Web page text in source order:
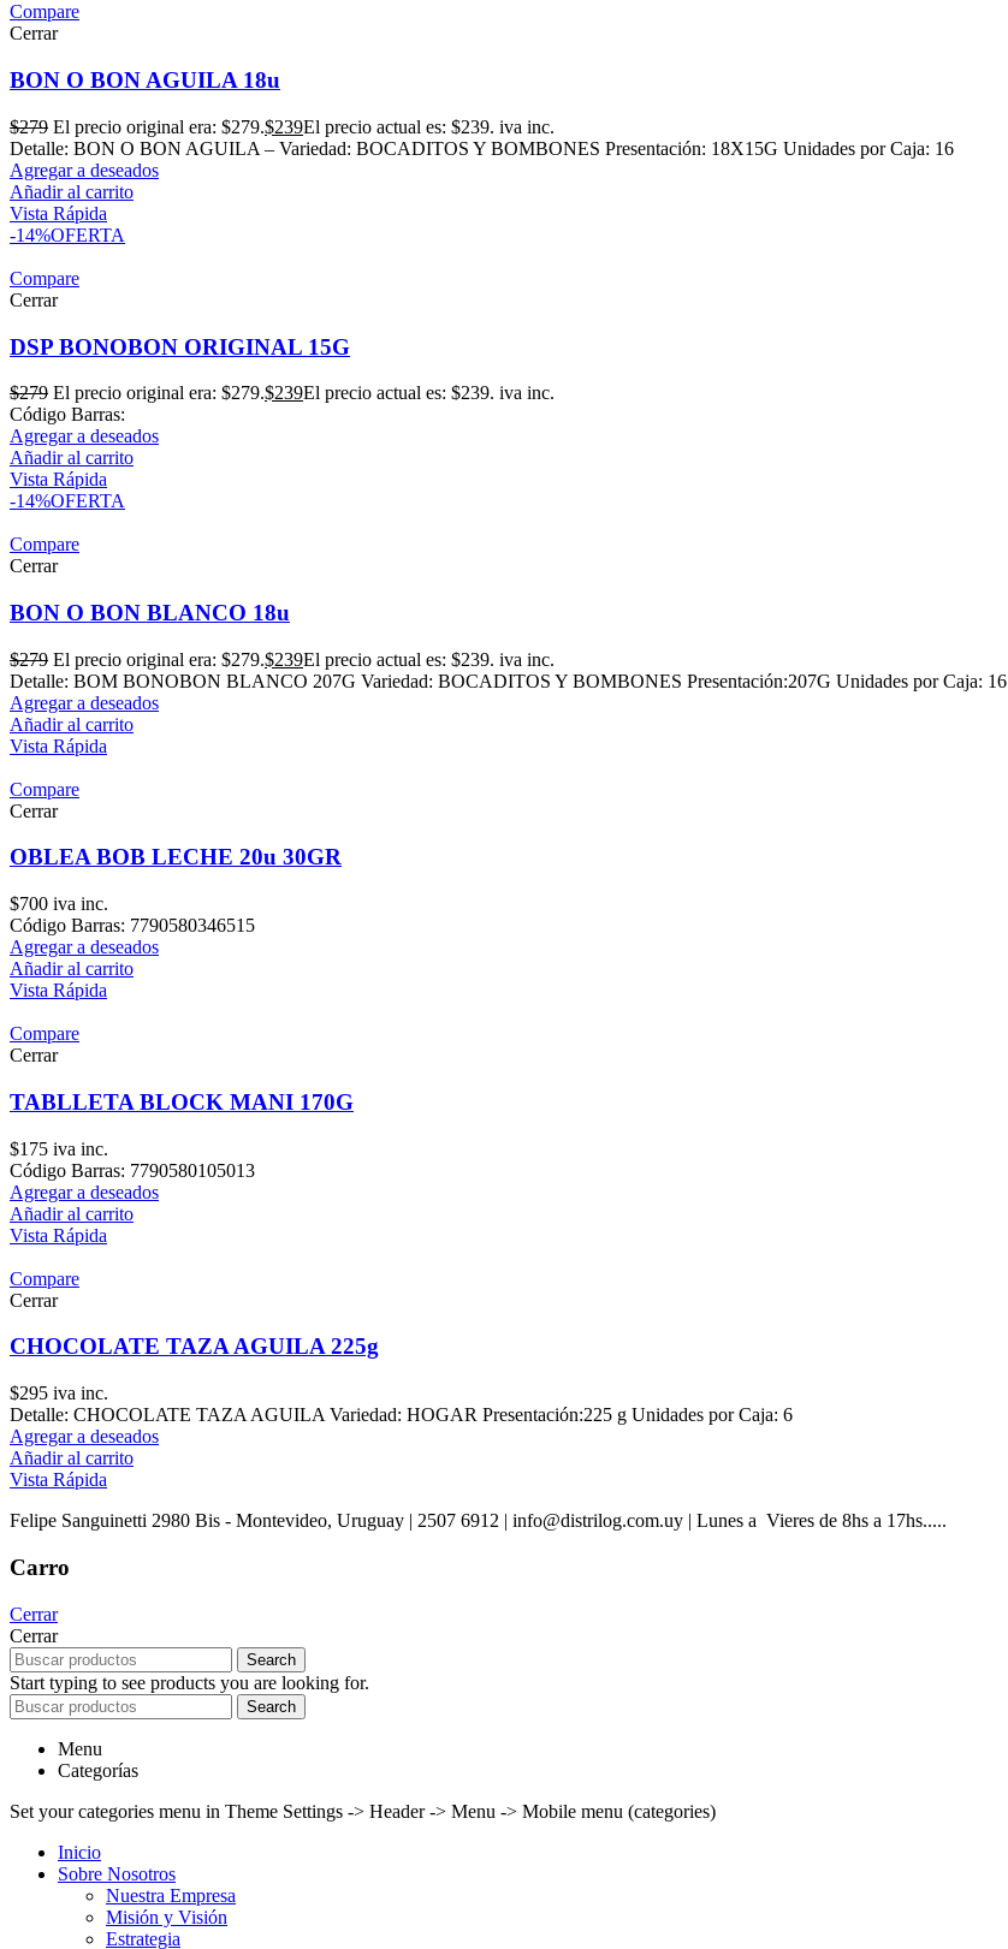
Compare
Cerrar
BON O BON AGUILA 18u
$279 El precio original era: $279.$239El precio actual es: $239. iva inc.
Detalle: BON O BON AGUILA – Variedad: BOCADITOS Y BOMBONES Presentación: 18X15G Unidades por Caja: 16
Agregar a deseados
Añadir al carrito
Vista Rápida
-14%OFERTA
Compare
Cerrar
DSP BONOBON ORIGINAL 15G
$279 El precio original era: $279.$239El precio actual es: $239. iva inc.
Código Barras:
Agregar a deseados
Añadir al carrito
Vista Rápida
-14%OFERTA
Compare
Cerrar
BON O BON BLANCO 18u
$279 El precio original era: $279.$239El precio actual es: $239. iva inc.
Detalle: BOM BONOBON BLANCO 207G Variedad: BOCADITOS Y BOMBONES Presentación:207G Unidades por Caja: 16
Agregar a deseados
Añadir al carrito
Vista Rápida
Compare
Cerrar
OBLEA BOB LECHE 20u 30GR
$700 iva inc.
Código Barras: 7790580346515
Agregar a deseados
Añadir al carrito
Vista Rápida
Compare
Cerrar
TABLLETA BLOCK MANI 170G
$175 iva inc.
Código Barras: 7790580105013
Agregar a deseados
Añadir al carrito
Vista Rápida
Compare
Cerrar
CHOCOLATE TAZA AGUILA 225g
$295 iva inc.
Detalle: CHOCOLATE TAZA AGUILA Variedad: HOGAR Presentación:225 g Unidades por Caja: 6
Agregar a deseados
Añadir al carrito
Vista Rápida
Felipe Sanguinetti 2980 Bis - Montevideo, Uruguay | 2507 6912 | info@distrilog.com.uy | Lunes a Vieres de 8hs a 17hs.....
Carro
Cerrar
Cerrar
Search
Start typing to see products you are looking for.
Search
Menu
Categorías
Set your categories menu in Theme Settings -> Header -> Menu -> Mobile menu (categories)
Inicio
Sobre Nosotros
Nuestra Empresa
Misión y Visión
Estrategia